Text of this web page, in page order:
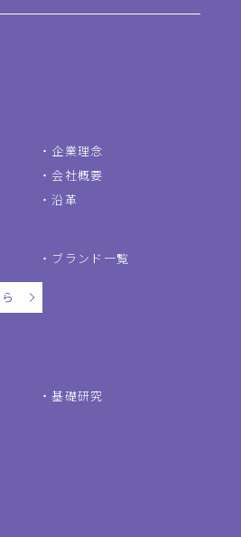
企業理念
会社概要
沿革
ブランド一覧
基礎研究